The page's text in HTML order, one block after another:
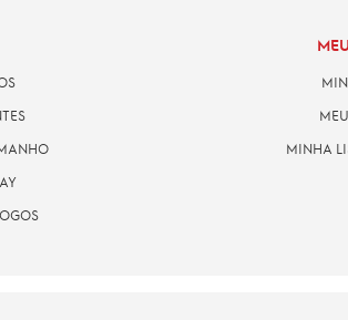
MINHA